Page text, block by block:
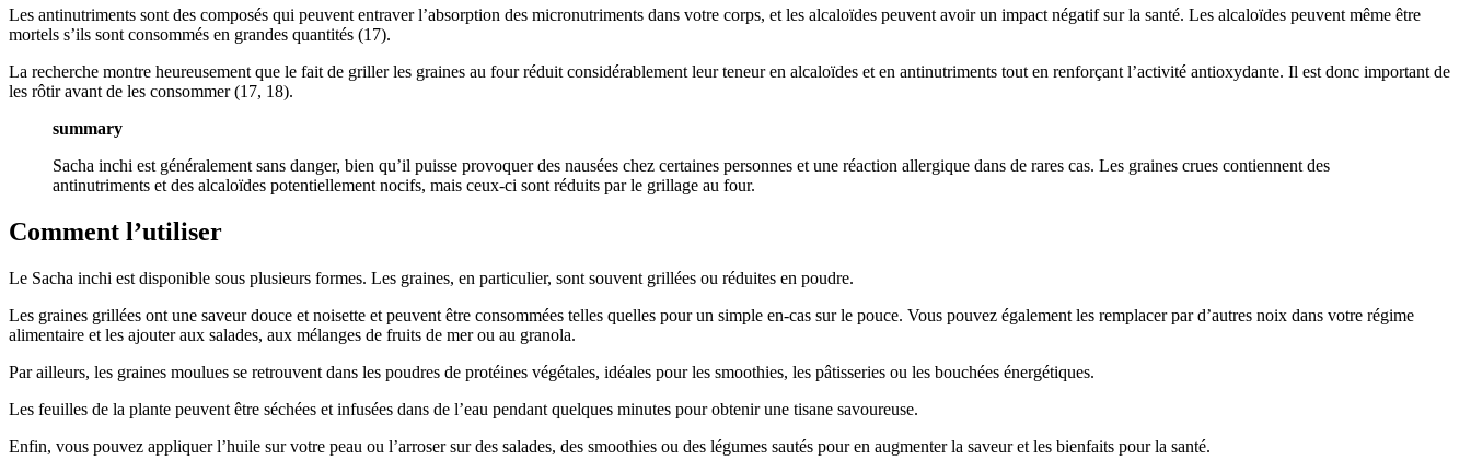
Les antinutriments sont des composés qui peuvent entraver l’absorption des micronutriments dans votre corps, et les alcaloïdes peuvent avoir un impact négatif sur la santé. Les alcaloïdes peuvent même être
mortels s’ils sont consommés en grandes quantités (17).
La recherche montre heureusement que le fait de griller les graines au four réduit considérablement leur teneur en alcaloïdes et en antinutriments tout en renforçant l’activité antioxydante. Il est donc important de
les rôtir avant de les consommer (17, 18).
summary
Sacha inchi est généralement sans danger, bien qu’il puisse provoquer des nausées chez certaines personnes et une réaction allergique dans de rares cas. Les graines crues contiennent des
antinutriments et des alcaloïdes potentiellement nocifs, mais ceux-ci sont réduits par le grillage au four.
Comment l’utiliser
Le Sacha inchi est disponible sous plusieurs formes. Les graines, en particulier, sont souvent grillées ou réduites en poudre.
Les graines grillées ont une saveur douce et noisette et peuvent être consommées telles quelles pour un simple en-cas sur le pouce. Vous pouvez également les remplacer par d’autres noix dans votre régime
alimentaire et les ajouter aux salades, aux mélanges de fruits de mer ou au granola.
Par ailleurs, les graines moulues se retrouvent dans les poudres de protéines végétales, idéales pour les smoothies, les pâtisseries ou les bouchées énergétiques.
Les feuilles de la plante peuvent être séchées et infusées dans de l’eau pendant quelques minutes pour obtenir une tisane savoureuse.
Enfin, vous pouvez appliquer l’huile sur votre peau ou l’arroser sur des salades, des smoothies ou des légumes sautés pour en augmenter la saveur et les bienfaits pour la santé.